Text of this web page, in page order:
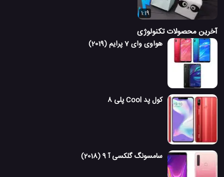
1:19
آخرین محصولات تکنولوژی
هواوی وای 7 پرایم (2019)
کول پد Cool پلی 8
سامسونگ گلکسی آ 9 (2018)